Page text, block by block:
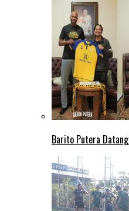
Barito Putera